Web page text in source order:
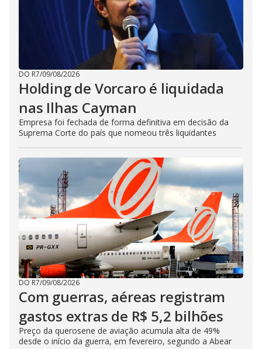
DO R7/09/08/2026
Holding de Vorcaro é liquidada
nas Ilhas Cayman
Empresa foi fechada de forma definitiva em decisão da
Suprema Corte do país que nomeou três liquidantes
DO R7/09/08/2026
Com guerras, aéreas registram
gastos extras de R$ 5,2 bilhões
Preço da querosene de aviação acumula alta de 49%
desde o início da guerra, em fevereiro, segundo a Abear